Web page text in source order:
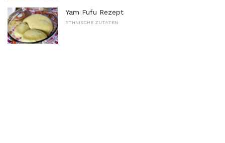
Yam Fufu Rezept
ETHNISCHE ZUTATEN